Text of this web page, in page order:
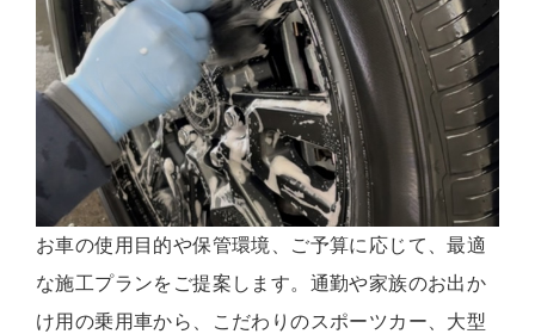
お車の使用目的や保管環境、ご予算に応じて、最適
な施工プランをご提案します。通勤や家族のお出か
け用の乗用車から、こだわりのスポーツカー、大型